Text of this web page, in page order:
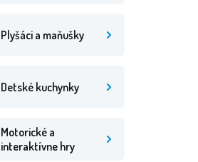
Plyšáci a maňušky
Detské kuchynky
Motorické a
interaktívne hry